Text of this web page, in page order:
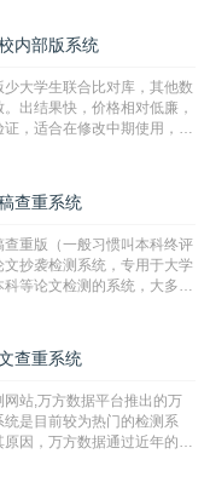
内部版系统
少大学生联合比对库，其他数
出结果快，价格相对低廉，
证，适合在修改中期使用，定
查重系统
查重版（一般习惯叫本科终评
文抄袭检测系统，专用于大学
等论文检测的系统，大多数
查重系统
网站,万方数据平台推出的万
统是目前较为热门的检测系
原因，万方数据通过近年的发